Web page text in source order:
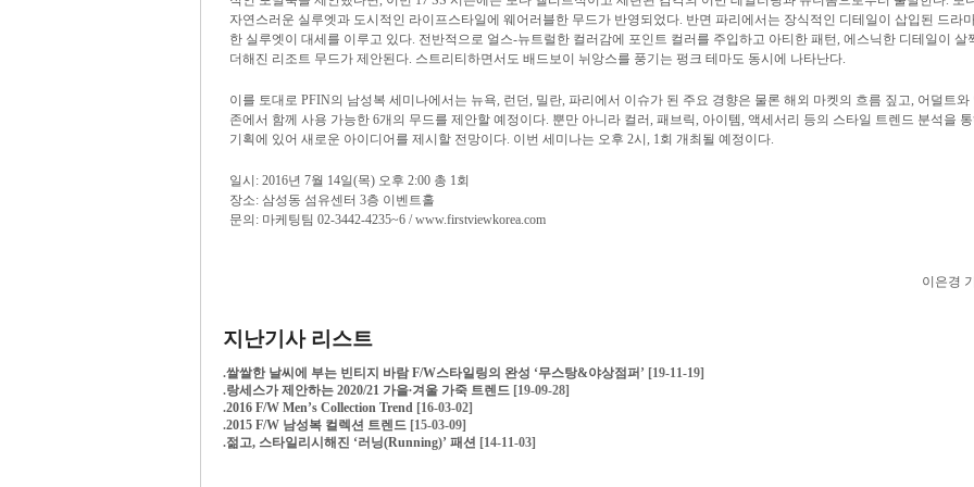
자연스러운 실루엣과 도시적인 라이프스타일에 웨어러블한 무드가 반영되었다. 반면 파리에서는 장식적인 디테일이 삽입된 드라
한 실루엣이 대세를 이루고 있다. 전반적으로 얼스-뉴트럴한 컬러감에 포인트 컬러를 주입하고 아티한 패턴, 에스닉한 디테일이 살
더해진 리조트 무드가 제안된다. 스트리티하면서도 배드보이 뉘앙스를 풍기는 펑크 테마도 동시에 나타난다.
이를 토대로 PFIN의 남성복 세미나에서는 뉴욕, 런던, 밀란, 파리에서 이슈가 된 주요 경향은 물론 해외 마켓의 흐름 짚고, 어덜트와
존에서 함께 사용 가능한 6개의 무드를 제안할 예정이다. 뿐만 아니라 컬러, 패브릭, 아이템, 액세서리 등의 스타일 트렌드 분석을 통
기획에 있어 새로운 아이디어를 제시할 전망이다. 이번 세미나는 오후 2시, 1회 개최될 예정이다.
일시: 2016년 7월 14일(목) 오후 2:00 총 1회
장소: 삼성동 섬유센터 3층 이벤트홀
문의: 마케팅팀 02-3442-4235~6 /www.firstviewkorea.com
이은경
지난기사 리스트
.쌀쌀한 날씨에 부는 빈티지 바람 F/W스타일링의 완성 ‘무스탕&야상점퍼’ [19-11-19]
.랑세스가 제안하는 2020/21 가을∙겨울 가죽 트렌드 [19-09-28]
.2016 F/W Men’s Collection Trend [16-03-02]
.2015 F/W 남성복 컬렉션 트렌드 [15-03-09]
.젊고, 스타일리시해진 ‘러닝(Running)’ 패션 [14-11-03]